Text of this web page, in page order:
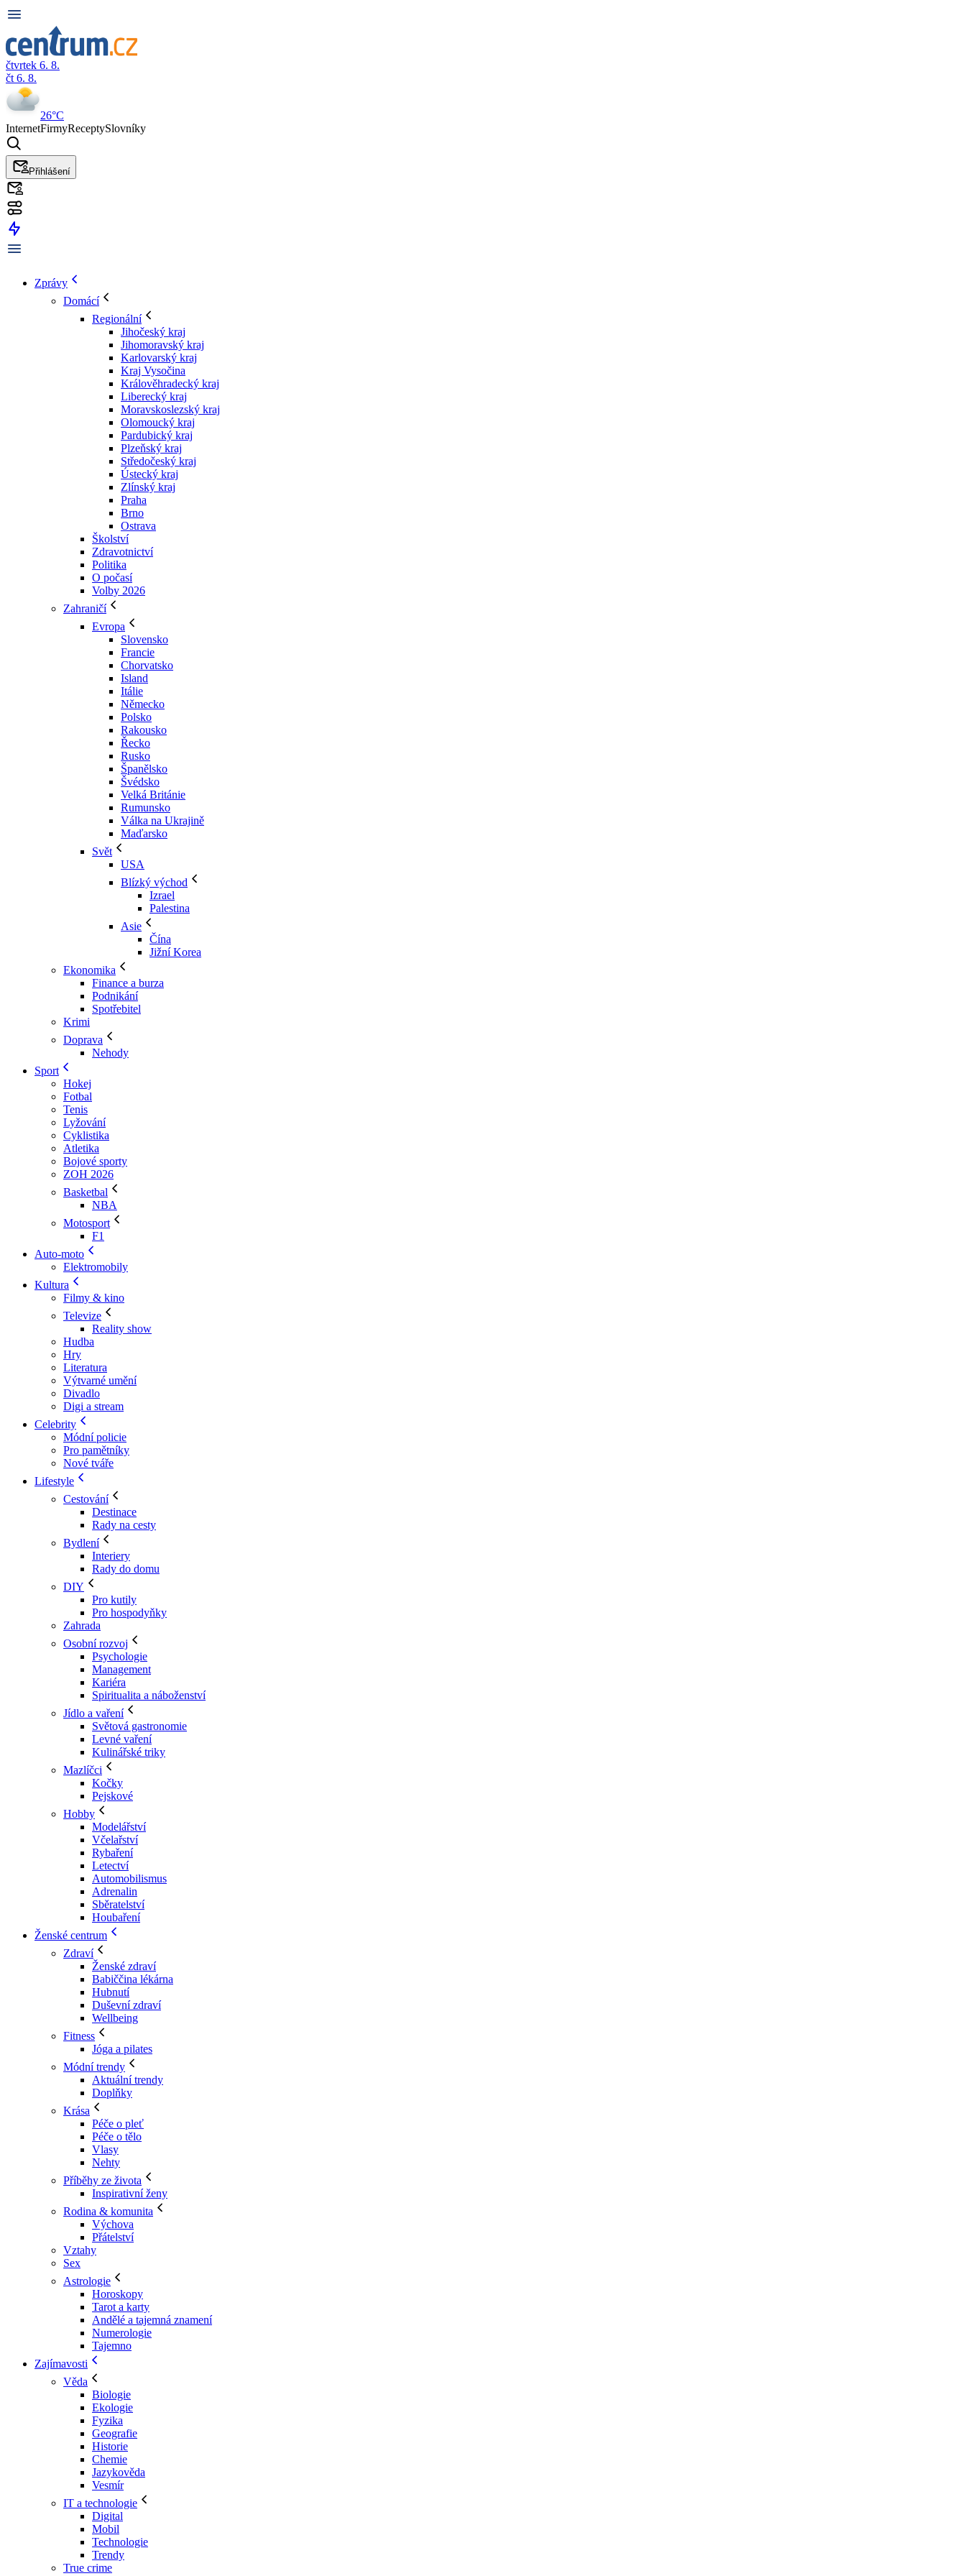
čtvrtek 6. 8.
čt 6. 8.
26°C
InternetFirmyReceptySlovníky
Přihlášení
Zprávy
Domácí
Regionální
Jihočeský kraj
Jihomoravský kraj
Karlovarský kraj
Kraj Vysočina
Králověhradecký kraj
Liberecký kraj
Moravskoslezský kraj
Olomoucký kraj
Pardubický kraj
Plzeňský kraj
Středočeský kraj
Ústecký kraj
Zlínský kraj
Praha
Brno
Ostrava
Školství
Zdravotnictví
Politika
O počasí
Volby 2026
Zahraničí
Evropa
Slovensko
Francie
Chorvatsko
Island
Itálie
Německo
Polsko
Rakousko
Řecko
Rusko
Španělsko
Švédsko
Velká Británie
Rumunsko
Válka na Ukrajině
Maďarsko
Svět
USA
Blízký východ
Izrael
Palestina
Asie
Čína
Jižní Korea
Ekonomika
Finance a burza
Podnikání
Spotřebitel
Krimi
Doprava
Nehody
Sport
Hokej
Fotbal
Tenis
Lyžování
Cyklistika
Atletika
Bojové sporty
ZOH 2026
Basketbal
NBA
Motosport
F1
Auto-moto
Elektromobily
Kultura
Filmy & kino
Televize
Reality show
Hudba
Hry
Literatura
Výtvarné umění
Divadlo
Digi a stream
Celebrity
Módní policie
Pro pamětníky
Nové tváře
Lifestyle
Cestování
Destinace
Rady na cesty
Bydlení
Interiery
Rady do domu
DIY
Pro kutily
Pro hospodyňky
Zahrada
Osobní rozvoj
Psychologie
Management
Kariéra
Spiritualita a náboženství
Jídlo a vaření
Světová gastronomie
Levné vaření
Kulinářské triky
Mazlíčci
Kočky
Pejskové
Hobby
Modelářství
Včelařství
Rybaření
Letectví
Automobilismus
Adrenalin
Sběratelství
Houbaření
Ženské centrum
Zdraví
Ženské zdraví
Babiččina lékárna
Hubnutí
Duševní zdraví
Wellbeing
Fitness
Jóga a pilates
Módní trendy
Aktuální trendy
Doplňky
Krása
Péče o pleť
Péče o tělo
Vlasy
Nehty
Příběhy ze života
Inspirativní ženy
Rodina & komunita
Výchova
Přátelství
Vztahy
Sex
Astrologie
Horoskopy
Tarot a karty
Andělé a tajemná znamení
Numerologie
Tajemno
Zajímavosti
Věda
Biologie
Ekologie
Fyzika
Geografie
Historie
Chemie
Jazykověda
Vesmír
IT a technologie
Digital
Mobil
Technologie
Trendy
True crime